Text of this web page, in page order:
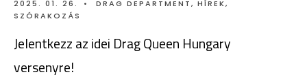
2025. 01. 26. • DRAG DEPARTMENT, HÍREK,
SZÓRAKOZÁS
Jelentkezz az idei Drag Queen Hungary
versenyre!